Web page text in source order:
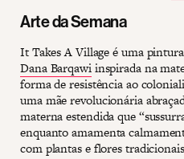
Arte da Semana
It Takes A Village é uma
Dana Barqawiinspirada na
forma de resistência ao
uma mãe revolucionária
materna estendida que
enquanto amamenta
com plantas e flores